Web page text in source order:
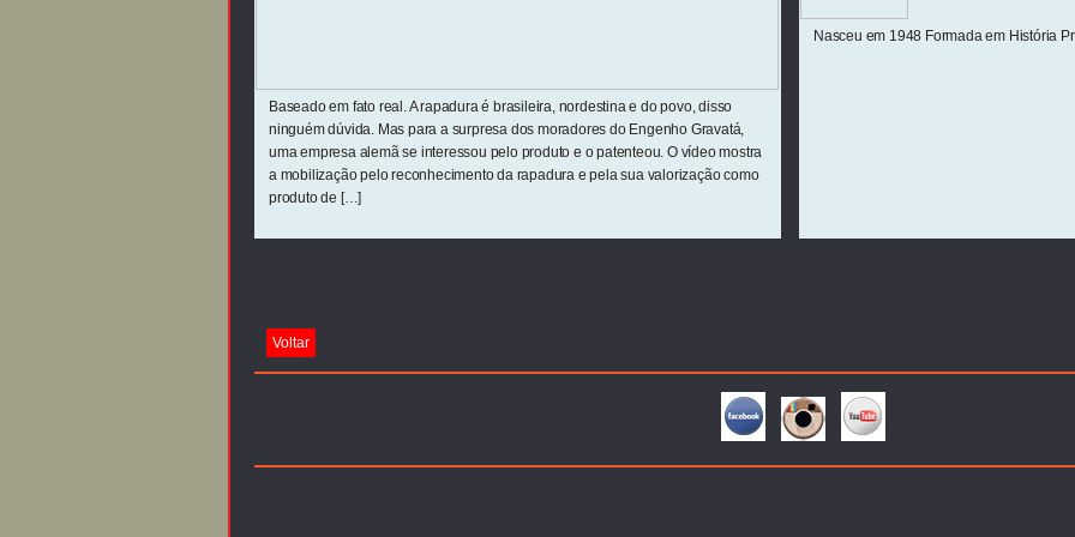
Baseado em fato real. A rapadura é brasileira, nordestina e do povo, disso
ninguém dúvida. Mas para a surpresa dos moradores do Engenho Gravatá,
uma empresa alemã se interessou pelo produto e o patenteou. O vídeo mostra
a mobilização pelo reconhecimento da rapadura e pela sua valorização como
produto de […]
Nasceu em 1948 Formada em História
Voltar